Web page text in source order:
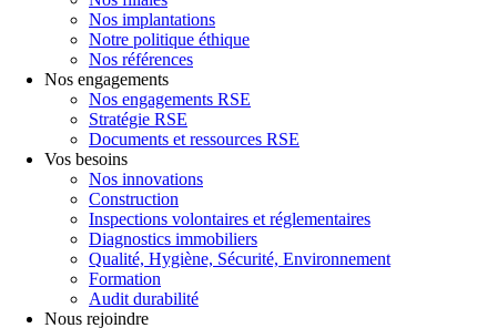
Nos implantations
Notre politique éthique
Nos références
Nos engagements
Nos engagements RSE
Stratégie RSE
Documents et ressources RSE
Vos besoins
Nos innovations
Construction
Inspections volontaires et réglementaires
Diagnostics immobiliers
Qualité, Hygiène, Sécurité, Environnement
Formation
Audit durabilité
Nous rejoindre